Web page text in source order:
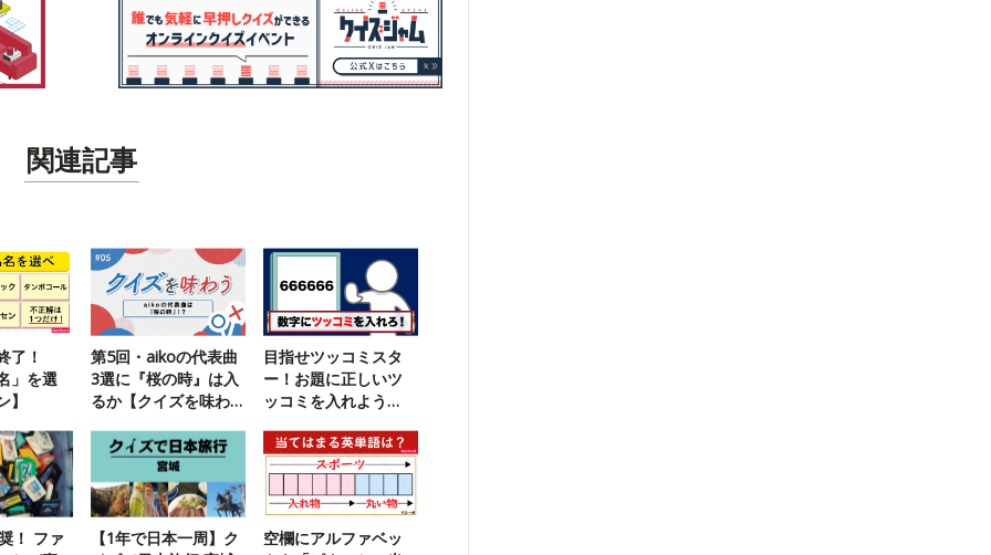
関連記事
了！
」を選
第5回・aikoの代表曲
3選に『桜の時』は入
るか【クイズを味わ
目指せツッコミスタ
ー！お題に正しいツ
ッコミを入れよう
！ ファ
【1年で日本一周】ク
空欄にアルファベッ